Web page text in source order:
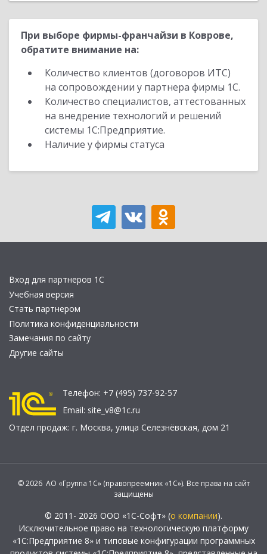
При выборе фирмы-франчайзи в Коврове,
обратите внимание на:
Количество клиентов (договоров ИТС)
на сопровождении у партнера фирмы 1С.
Количество специалистов, аттестованных
на внедрение технологий и решений
системы 1С:Предприятие.
Наличие у фирмы статуса
Вход для партнеров 1С
Учебная версия
Стать партнером
Политика конфиденциальности
Замечания по сайту
Другие сайты
Телефон: +7 (495) 737-92-57
Email: site_v8@1c.ru
Отдел продаж: г. Москва, улица Селезнёвская, дом 21
© 2026 АО «Группа 1С» (правопреемник «1С»). Все права на сайт
защищены
© 2011- 2026 ООО «1С-Софт» (о компании).
Исключительное право на технологическую платформу
«1С:Предприятие 8» и типовые конфигурации программных